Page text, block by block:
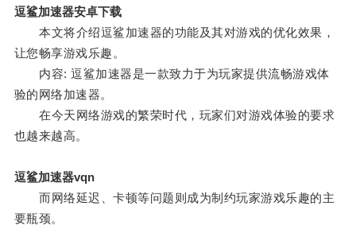
逗鲨加速器安卓下载
本文将介绍逗鲨加速器的功能及其对游戏的优化效果，
让您畅享游戏乐趣。
内容: 逗鲨加速器是一款致力于为玩家提供流畅游戏体
验的网络加速器。
在今天网络游戏的繁荣时代，玩家们对游戏体验的要求
也越来越高。
逗鲨加速器vqn
而网络延迟、卡顿等问题则成为制约玩家游戏乐趣的主
要瓶颈。